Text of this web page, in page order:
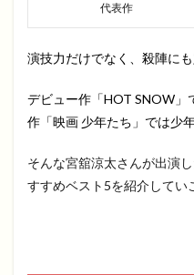
代表作
演技力だけでなく、殺陣に
デビュー作「HOT SNOW」
作「映画 少年たち」では少
そんな宮舘涼太さんが出演
すすめベスト5を紹介してい